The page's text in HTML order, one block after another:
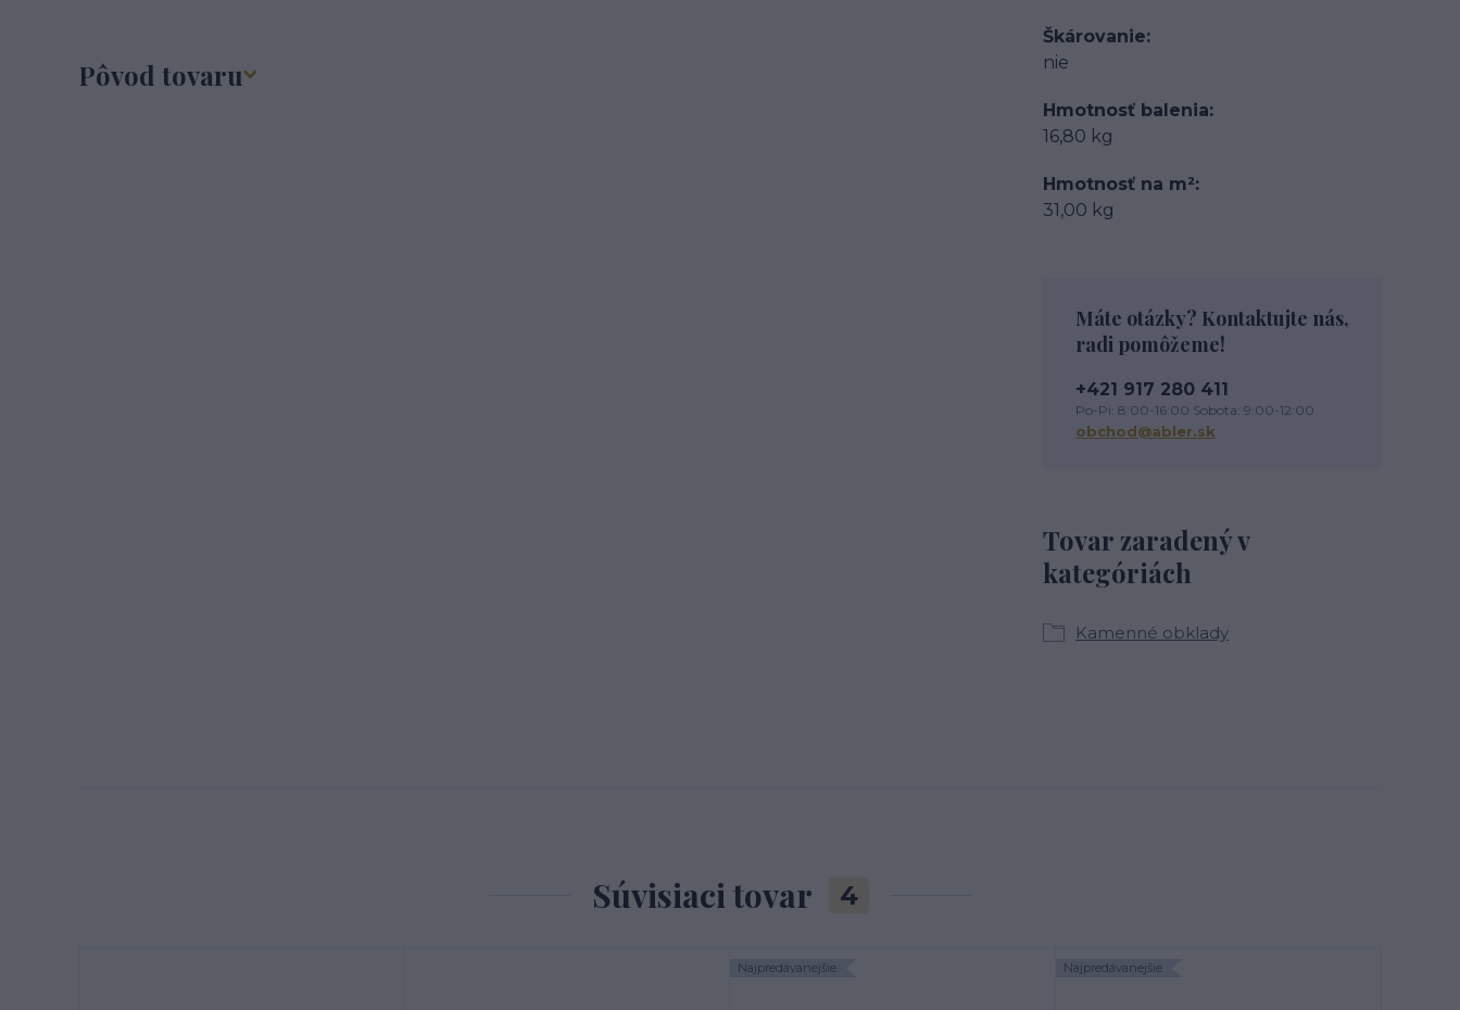
Pôvod tovaru
Škárovanie
nie
Hmotnosť balenia
16,80 kg
Hmotnosť na m²
31,00 kg
Tovar zaradený v
kategóriách
Kamenné obklady
Máte otázky? Kontaktujte nás,
radi pomôžeme!
+421 917 280 411
Po-Pi: 8:00-16:00 Sobota: 9:00-12:00
obchod@abler.sk
Súvisiaci tovar 4
Najpredávanejšie Najpredávanejšie